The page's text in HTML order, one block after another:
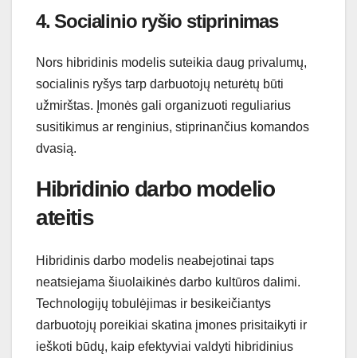
4. Socialinio ryšio stiprinimas
Nors hibridinis modelis suteikia daug privalumų,
socialinis ryšys tarp darbuotojų neturėtų būti
užmirštas. Įmonės gali organizuoti reguliarius
susitikimus ar renginius, stiprinančius komandos
dvasią.
Hibridinio darbo modelio
ateitis
Hibridinis darbo modelis neabejotinai taps
neatsiejama šiuolaikinės darbo kultūros dalimi.
Technologijų tobulėjimas ir besikeičiantys
darbuotojų poreikiai skatina įmones prisitaikyti ir
ieškoti būdų, kaip efektyviai valdyti hibridinius